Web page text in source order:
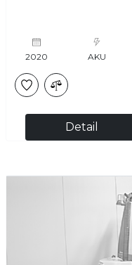
2020 AKU
Detail